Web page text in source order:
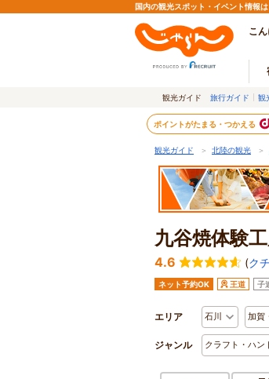
国内の観光スポット・イベント情報
こ
観光ガイド 旅行ガイド 観
ポイントがたまる・つかえる
観光ガイド ＞ 北陸の観光 ＞
九谷焼体験
4.6 (ク
ネット予約OK 王道 子
エリア 石川 加賀
ジャンル クラフト・ハン